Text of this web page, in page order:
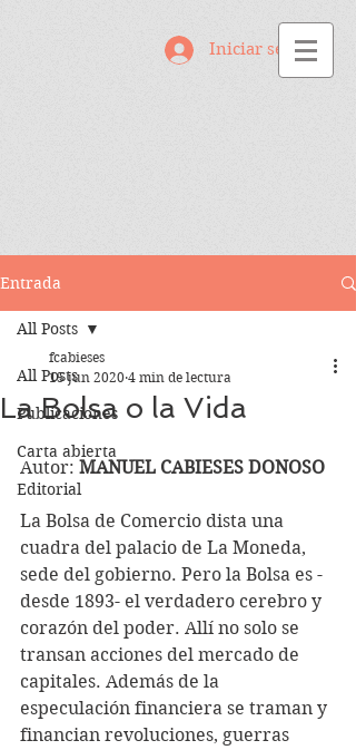
Iniciar sesión
Entrada
All Posts
Publicaciones
Carta abierta
Editorial
All Posts
La Bolsa o la Vida
fcabieses
15 jun 2020 4 min de lectura
Autor: MANUEL CABIESES DONOSO
La Bolsa de Comercio dista una
cuadra del palacio de La Moneda,
sede del gobierno. Pero la Bolsa es -
desde 1893- el verdadero cerebro y
corazón del poder. Allí no solo se
transan acciones del mercado de
capitales. Además de la
especulación financiera se traman y
financian revoluciones, guerras